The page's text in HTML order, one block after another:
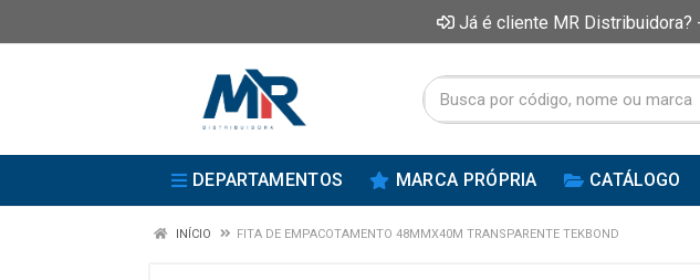
Já é cliente MR Distribuidora?
DEPARTAMENTOS MARCA PRÓPRIA CATÁLOGO
INÍCIO FITA DE EMPACOTAMENTO 48MMX40M TRANSPARENTE TEKBOND